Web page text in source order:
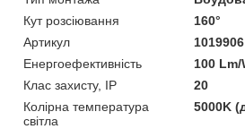
Кут розсіювання
160°
Артикул
1019906
Енергоефективність
100 Lm/
Клас захисту, IP
20
Колірна температура
світла
5000K